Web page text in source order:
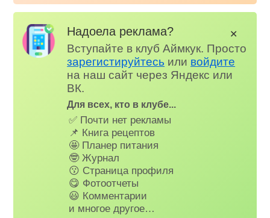
Надоела реклама?
Вступайте в клуб Аймкук. Просто
зарегистируйтесь или войдите
на наш сайт через Яндекс или
ВК.
Для всех, кто в клубе...
✅ Почти нет рекламы
📌 Книга рецептов
🤩 Планер питания
🤓 Журнал
😗 Страница профиля
😋 Фотоотчеты
😃 Комментарии
и многое другое…
✕